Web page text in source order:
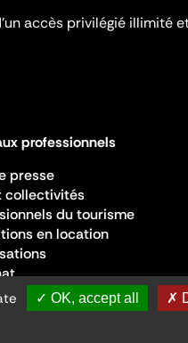
accès privilégié illimité
professionnels
presse
collectivités
du tourisme
en location
✓ OK, accept all ✗